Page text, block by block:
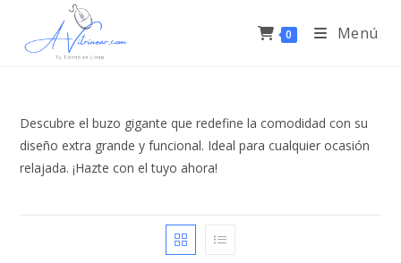
0 Menú
Descubre el buzo gigante que redefine la comodidad con su
diseño extra grande y funcional. Ideal para cualquier ocasión
relajada. ¡Hazte con el tuyo ahora!